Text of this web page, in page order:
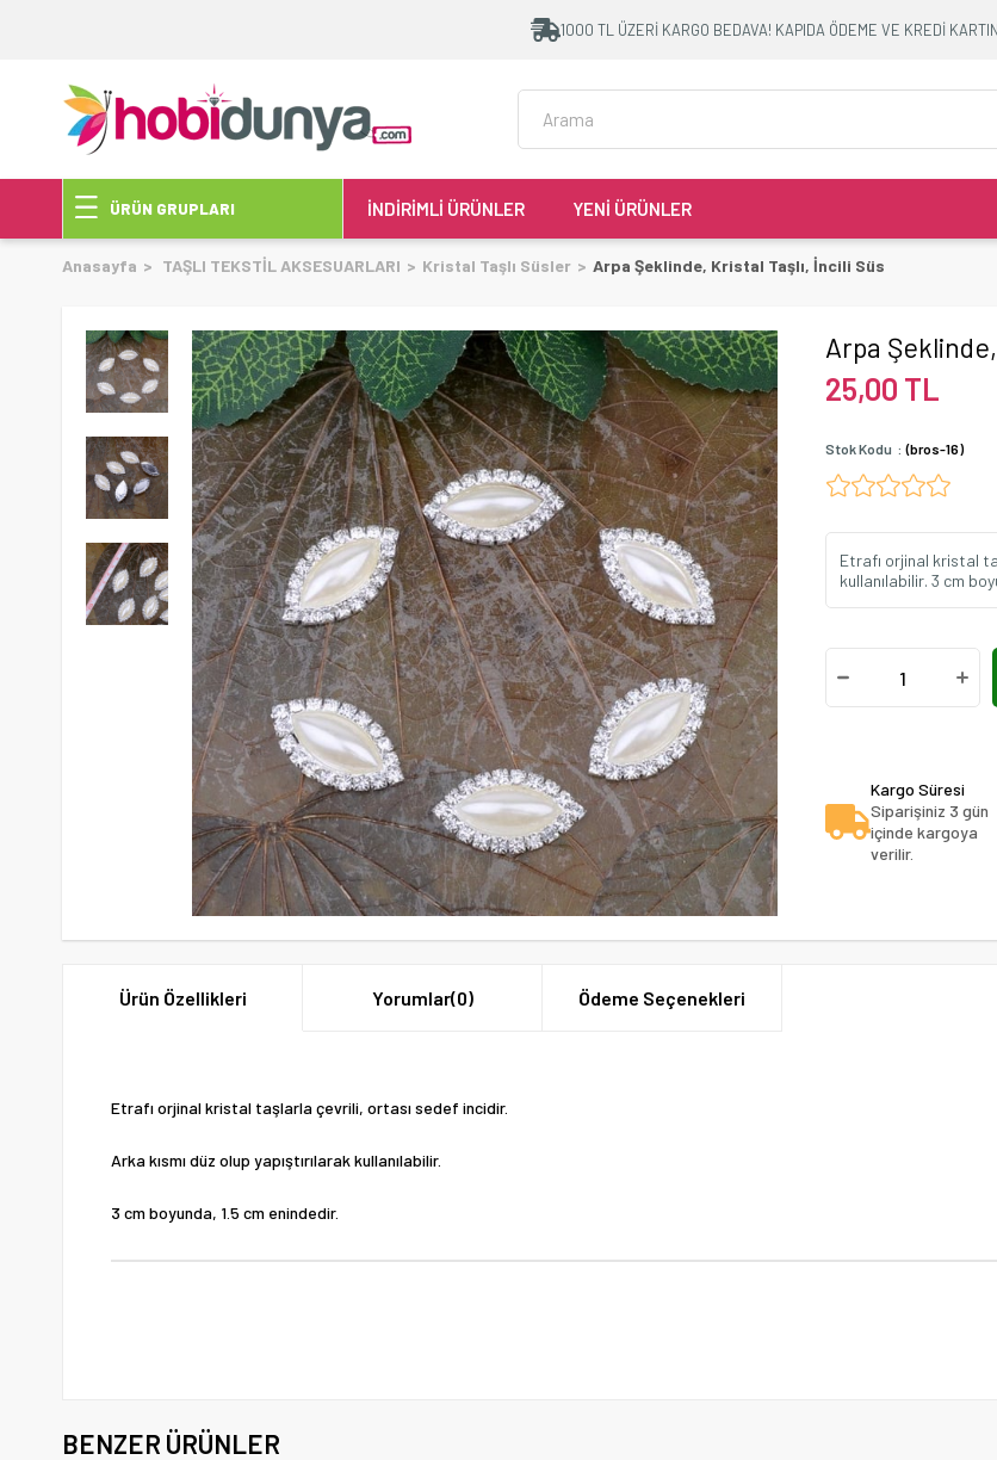
1000 TL ÜZERİ KARGO BEDAVA! KAPIDA ÖDEME VE KREDİ
ÜRÜN GRUPLARI İNDİRİMLİ ÜRÜNLER YENİ ÜRÜNLER
Anasayfa TAŞLI TEKSTİL AKSESUARLARI Kristal Taşlı Süsler Arpa Şeklinde, Kristal Taşlı, İncili Süs
Arpa
25,00 TL
Stok Kodu (bros-16)
Etrafı orjinal kristal
kullanılabilir. 3 cm
Kargo Süresi
Siparişiniz 3 gün
içinde kargoya
verilir.
Ürün Özellikleri Yorumlar(0) Ödeme Seçenekleri
Etrafı orjinal kristal taşlarla çevrili, ortası sedef incidir.
Arka kısmı düz olup yapıştırılarak kullanılabilir.
3 cm boyunda, 1.5 cm enindedir.
BENZER ÜRÜNLER